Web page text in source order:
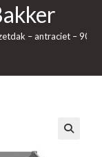
– antraciet –